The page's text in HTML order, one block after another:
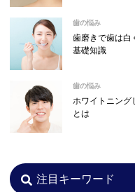
歯の悩み
歯磨きで歯は白
基礎知識
歯の悩み
ホワイトニング
とは
注目キーワード